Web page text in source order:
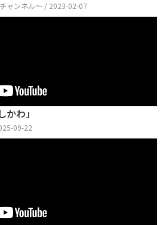
ャンネル〜 / 2023-02-07
かわ」
09-22